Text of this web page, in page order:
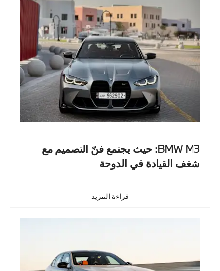
BMW M3: حيث يجتمع فنّ التصميم مع
شغف القيادة في الدوحة
قراءة المزيد